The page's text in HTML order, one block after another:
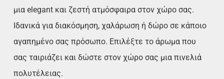
μια elegant και ζεστή ατμόσφαιρα στον χώρο σας.
Ιδανικά για διακόσμηση, χαλάρωση ή δώρο σε κάποιο
αγαπημένο σας πρόσωπο. Επιλέξτε το άρωμα που
σας ταιριάζει και δώστε στον χώρο σας μια πινελιά
πολυτέλειας.